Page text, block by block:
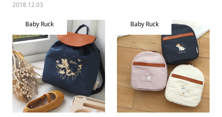
2018.12.03
Baby Ruck Baby Ruck